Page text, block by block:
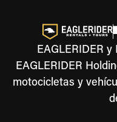
EAGLERIDER
EAGLERIDER
motocicletas y